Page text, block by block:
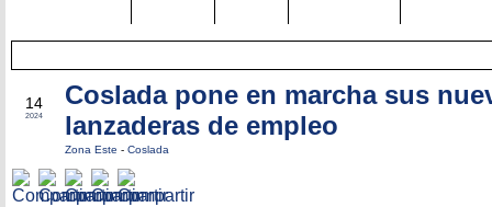
14
2024
Coslada pone en marcha sus
lanzaderas de empleo
Zona Este - Coslada